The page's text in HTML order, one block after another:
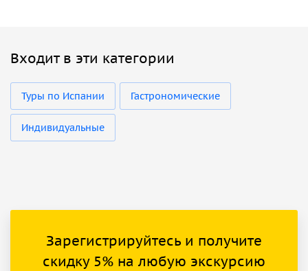
Входит в эти категории
Туры по Испании Гастрономические
Индивидуальные
Зарегистрируйтесь и получите
скидку 5% на любую экскурсию